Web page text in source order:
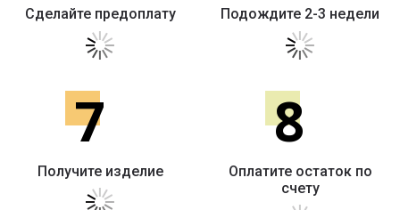
Сделайте предоплату Подождите 2-3 недели
7
Получите изделие
8
Оплатите остаток по
счету